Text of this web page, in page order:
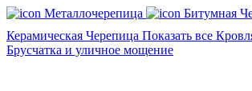
Металлочерепица
Битумная
Керамическая Черепица Показать все
Брусчатка и уличное мощение